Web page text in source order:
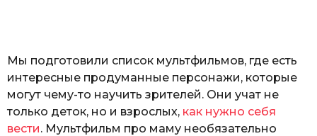
Мы подготовили список мультфильмов, где есть
интересные продуманные персонажи, которые
могут чему-то научить зрителей. Они учат не
только деток, но и взрослых, как нужно себя
вести. Мультфильм про маму необязательно